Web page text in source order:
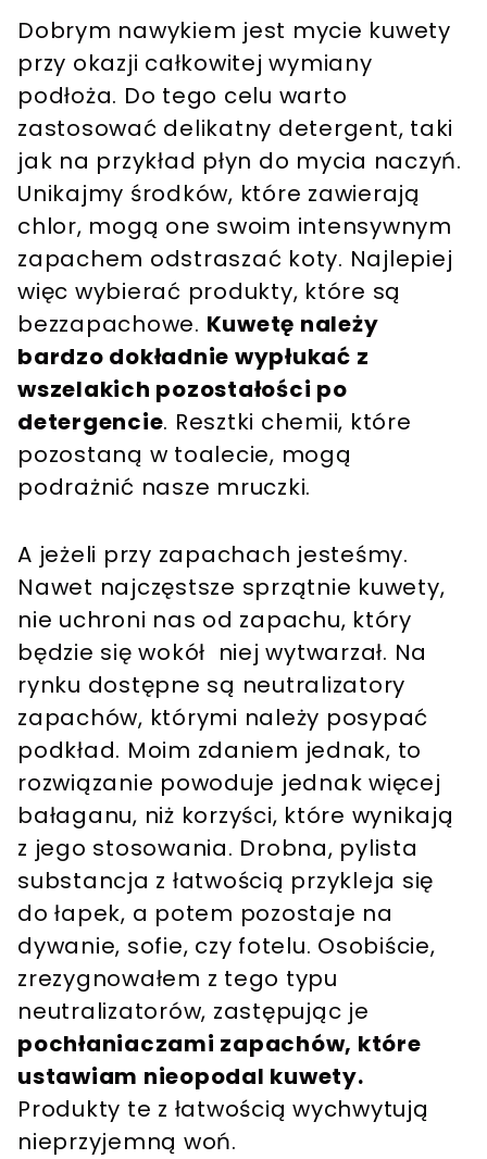
Dobrym nawykiem jest mycie kuwety
przy okazji całkowitej wymiany
podłoża. Do tego celu warto
zastosować delikatny detergent, taki
jak na przykład płyn do mycia naczyń.
Unikajmy środków, które zawierają
chlor, mogą one swoim intensywnym
zapachem odstraszać koty. Najlepiej
więc wybierać produkty, które są
bezzapachowe. Kuwetę należy
bardzo dokładnie wypłukać z
wszelakich pozostałości po
detergencie. Resztki chemii, które
pozostaną w toalecie, mogą
podrażnić nasze mruczki.
A jeżeli przy zapachach jesteśmy.
Nawet najczęstsze sprzątnie kuwety,
nie uchroni nas od zapachu, który
będzie się wokół niej wytwarzał. Na
rynku dostępne są neutralizatory
zapachów, którymi należy posypać
podkład. Moim zdaniem jednak, to
rozwiązanie powoduje jednak więcej
bałaganu, niż korzyści, które wynikają
z jego stosowania. Drobna, pylista
substancja z łatwością przykleja się
do łapek, a potem pozostaje na
dywanie, sofie, czy fotelu. Osobiście,
zrezygnowałem z tego typu
neutralizatorów, zastępując je
pochłaniaczami zapachów, które
ustawiam nieopodal kuwety.
Produkty te z łatwością wychwytują
nieprzyjemną woń.